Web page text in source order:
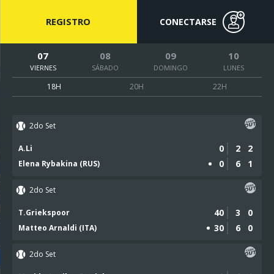
REGISTRO CONECTARSE
07
VIERNES
08
SÁBADO
09
DOMINGO
10
LUNES
18H 20H 22H
2do Set
A.Li 2 2
0
Elena Rybakina (RUS) 6 1
0
2do Set
T.Griekspoor 3 0
40
Matteo Arnaldi (ITA) 6 0
30
2do Set